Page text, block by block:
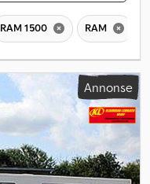
RAM 1500 RAM
Annonse